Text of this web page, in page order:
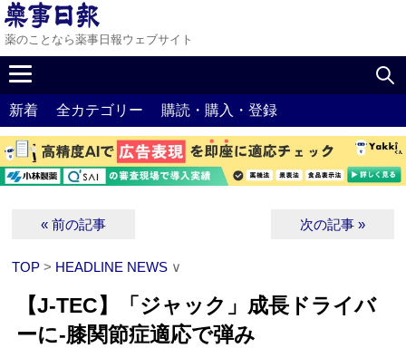
薬のことなら薬事日報ウェブサイト
新着 全カテゴリー 購読・購入・登録
« 前の記事 次の記事 »
TOP > HEADLINE NEWS ∨
【J-TEC】「ジャック」成長ドライバ
ーに‐膝関節症適応で弾み